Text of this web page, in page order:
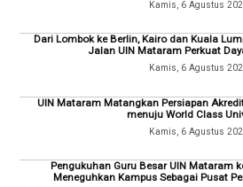
Kamis, 6 Agustus
Dari Lombok ke Berlin, Kairo dan Kuala
Jalan UIN Mataram Perkuat
Kamis, 6 Agustus
UIN Mataram Matangkan Persiapan
menuju World Class
Kamis, 6 Agustus
Pengukuhan Guru Besar UIN Mataram
Meneguhkan Kampus Sebagai Pusat